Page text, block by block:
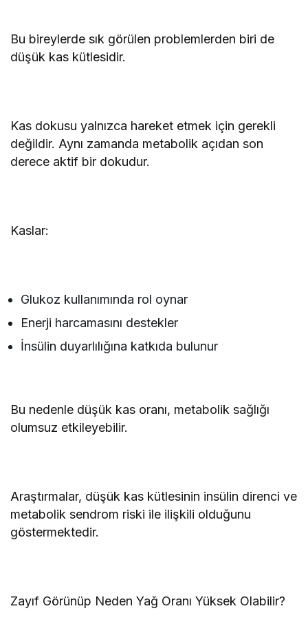
Bu bireylerde sık görülen problemlerden biri de
düşük kas kütlesidir.
Kas dokusu yalnızca hareket etmek için gerekli
değildir. Aynı zamanda metabolik açıdan son
derece aktif bir dokudur.
Kaslar:
Glukoz kullanımında rol oynar
Enerji harcamasını destekler
İnsülin duyarlılığına katkıda bulunur
Bu nedenle düşük kas oranı, metabolik sağlığı
olumsuz etkileyebilir.
Araştırmalar, düşük kas kütlesinin insülin direnci ve
metabolik sendrom riski ile ilişkili olduğunu
göstermektedir.
Zayıf Görünüp Neden Yağ Oranı Yüksek Olabilir?